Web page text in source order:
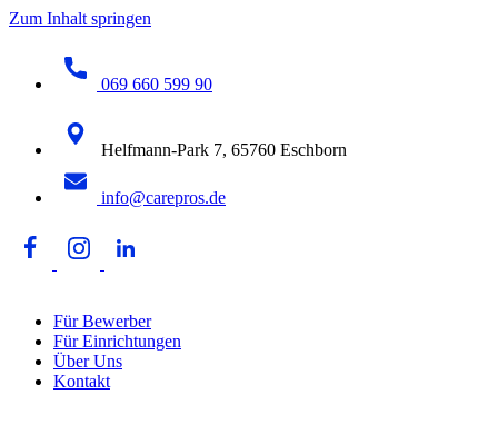
Zum Inhalt springen
069 660 599 90
Helfmann-Park 7, 65760 Eschborn
info@carepros.de
Für Bewerber
Für Einrichtungen
Über Uns
Kontakt